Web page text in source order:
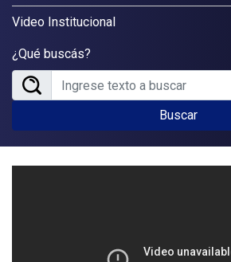
Video Institucional
¿Qué buscás?
Buscar